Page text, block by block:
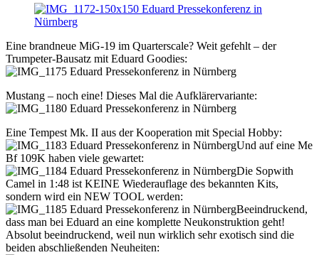
Eine brandneue MiG-19 im Quarterscale? Weit gefehlt – der
Trumpeter-Bausatz mit Eduard Goodies:
Mustang – noch eine! Dieses Mal die Aufklärervariante:
Eine Tempest Mk. II aus der Kooperation mit Special Hobby:
Und auf eine Me
Bf 109K haben viele gewartet:
Die Sopwith
Camel in 1:48 ist KEINE Wiederauflage des bekannten Kits,
sondern wird ein NEW TOOL werden:
Beeindruckend,
dass man bei Eduard an eine komplette Neukonstruktion geht!
Absolut beeindruckend, weil nun wirklich sehr exotisch sind die
beiden abschließenden Neuheiten: